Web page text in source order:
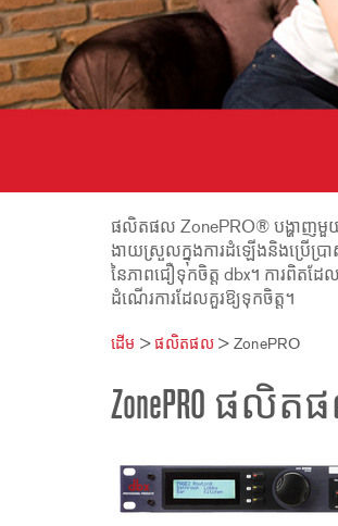
1215
1231
2231
iEQ15
510
db12
PB48
RTA-M
PS6
CT-3
DI4
ផលិតផលដែលបានបញ្ឈប់
ផលិតផល ZonePRO® បង្ហាញមួយ
ងាយស្រួលក្នុងការដំឡើងនិងប្រើប្
នៃភាពជឿទុកចិត្ត dbx។ ការពិតដ
ដំណើរការដែលគួរឱ្យទុកចិត្ត។
ដើម >ផលិតផល> ZonePRO
ZonePRO ផលិត